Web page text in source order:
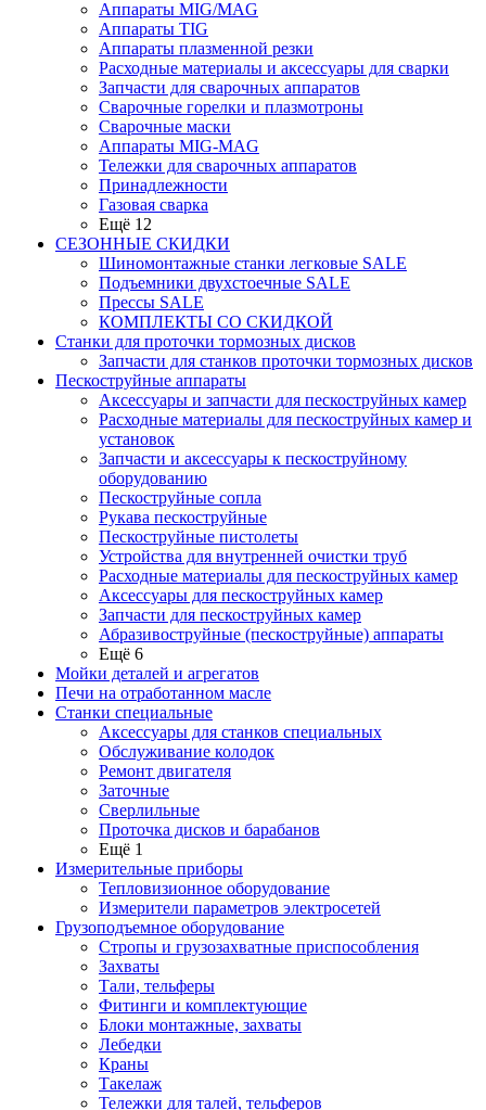
Аппараты MIG/MAG
Аппараты TIG
Аппараты плазменной резки
Расходные материалы и аксессуары для сварки
Запчасти для сварочных аппаратов
Сварочные горелки и плазмотроны
Сварочные маски
Аппараты MIG-MAG
Тележки для сварочных аппаратов
Принадлежности
Газовая сварка
Ещё 12
СЕЗОННЫЕ СКИДКИ
Шиномонтажные станки легковые SALE
Подъемники двухстоечные SALE
Прессы SALE
КОМПЛЕКТЫ СО СКИДКОЙ
Станки для проточки тормозных дисков
Запчасти для станков проточки тормозных дисков
Пескоструйные аппараты
Аксессуары и запчасти для пескоструйных камер
Расходные материалы для пескоструйных камер и
установок
Запчасти и аксессуары к пескоструйному
оборудованию
Пескоструйные сопла
Рукава пескоструйные
Пескоструйные пистолеты
Устройства для внутренней очистки труб
Расходные материалы для пескоструйных камер
Аксессуары для пескоструйных камер
Запчасти для пескоструйных камер
Абразивоструйные (пескоструйные) аппараты
Ещё 6
Мойки деталей и агрегатов
Печи на отработанном масле
Станки специальные
Аксессуары для станков специальных
Обслуживание колодок
Ремонт двигателя
Заточные
Сверлильные
Проточка дисков и барабанов
Ещё 1
Измерительные приборы
Тепловизионное оборудование
Измерители параметров электросетей
Грузоподъемное оборудование
Стропы и грузозахватные приспособления
Захваты
Тали, тельферы
Фитинги и комплектующие
Блоки монтажные, захваты
Лебедки
Краны
Такелаж
Тележки для талей, тельферов